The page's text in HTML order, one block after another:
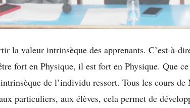
la valeur intrinsèque des apprenants. C’est-à-
fort en Physique, il est fort en Physique. Que
de l’individu ressort. Tous les cours de
particuliers, aux élèves, cela permet de